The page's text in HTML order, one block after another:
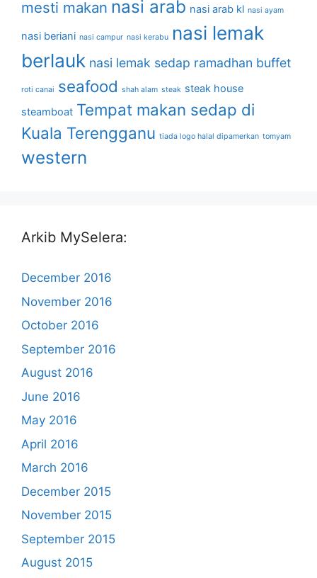
mesti makan nasi arab nasi arab kl nasi ayam
nasi beriani nasi campur nasi kerabu nasi lemak
berlauk nasi lemak sedap ramadhan buffet
roti canai seafood shah alam steak steak house
steamboat Tempat makan sedap di
Kuala Terengganu tiada logo halal dipamerkan tomyam
western
Arkib MySelera:
December 2016
November 2016
October 2016
September 2016
August 2016
June 2016
May 2016
April 2016
March 2016
December 2015
November 2015
September 2015
August 2015